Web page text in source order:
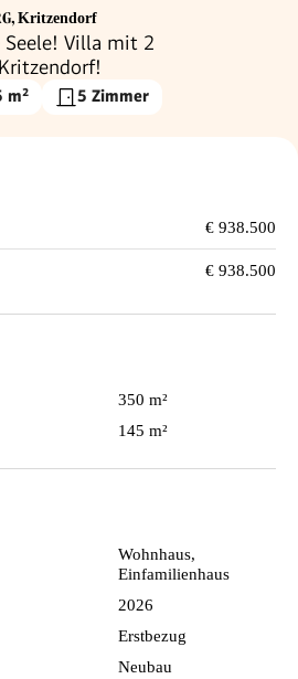
, Kritzendorf
Villa mit 2
m² 5 Zimmer
€ 938.500
€ 938.500
350 m²
145 m²
Wohnhaus,
Einfamilienhaus
2026
Erstbezug
Neubau